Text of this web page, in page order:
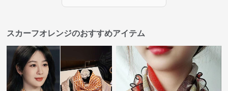
スカーフオレンジのおすすめアイテム